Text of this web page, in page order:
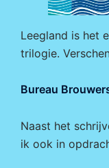
Leegland is het
trilogie.
Bureau
Naast het
ik ook in